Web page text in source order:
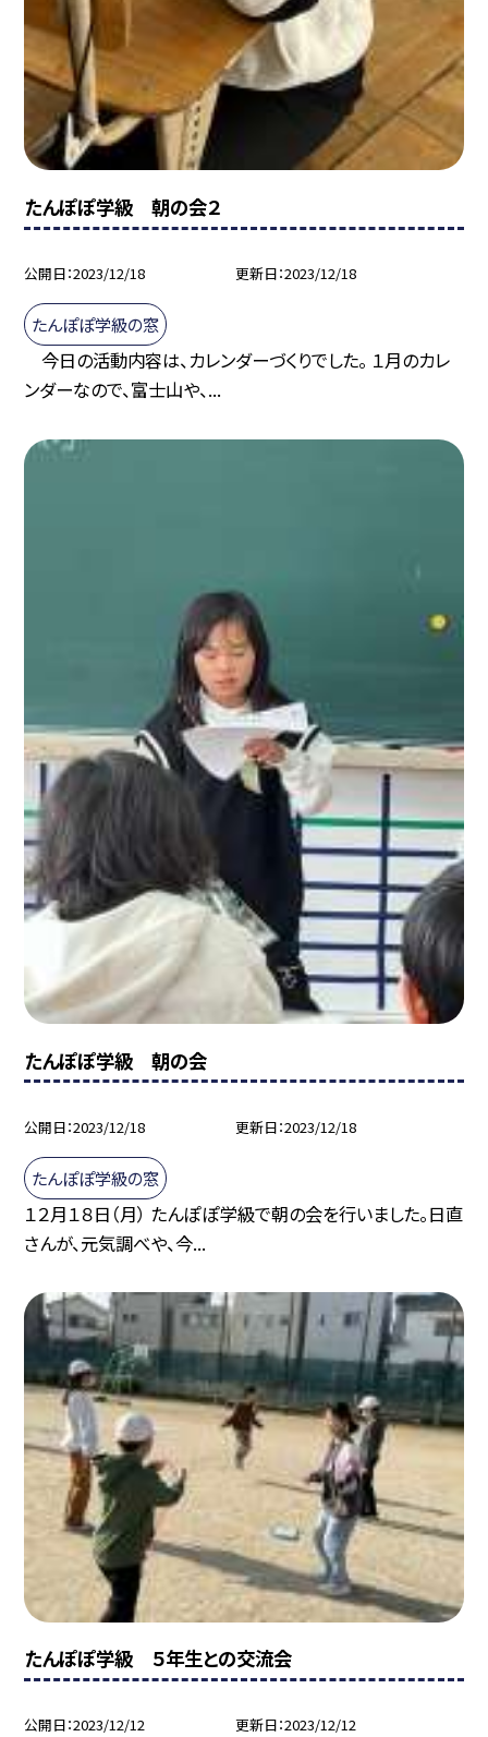
たんぽぽ学級 朝の会２
公開日 2023/12/18 更新日 2023/12/18
たんぽぽ学級の窓
今日の活動内容は、カレンダーづくりでした。 １月のカレ
ンダーなので、富士山や、...
たんぽぽ学級 朝の会
公開日 2023/12/18 更新日 2023/12/18
たんぽぽ学級の窓
１２月１８日（月） たんぽぽ学級で朝の会を行いました。日直
さんが、元気調べや、今...
たんぽぽ学級 ５年生との交流会
公開日 2023/12/12 更新日 2023/12/12